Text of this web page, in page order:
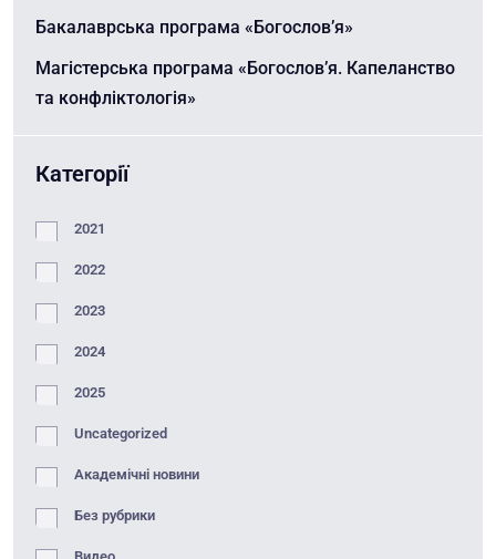
Бакалаврська програма «Богослов’я»
Магістерська програма «Богослов’я. Капеланство
та конфліктологія»
Категорії
2021
2022
2023
2024
2025
Uncategorized
Академічні новини
Без рубрики